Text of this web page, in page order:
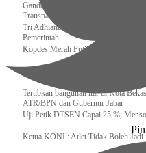
Gandeng KPK , Gus Ipul
Transparan dan Tepat Sasaran
Tri Adhianto Katakan : Tarling
Pemerintah
Kopdes Merah Putih Instrumen
Presiden, Prabowo Subianto
Tertibkan bangunan liar di Kota
ATR/BPN dan Gubernur Jabar
Uji Petik DTSEN Capai 25 %,
Ketua KONI : Atlet Tidak Boleh Jadi